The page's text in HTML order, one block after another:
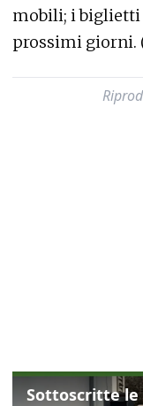
mobili; i biglietti
prossimi giorni.